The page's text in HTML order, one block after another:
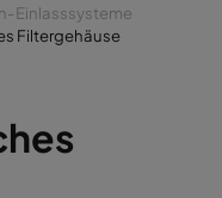
Einlasssysteme
Filtergehäuse